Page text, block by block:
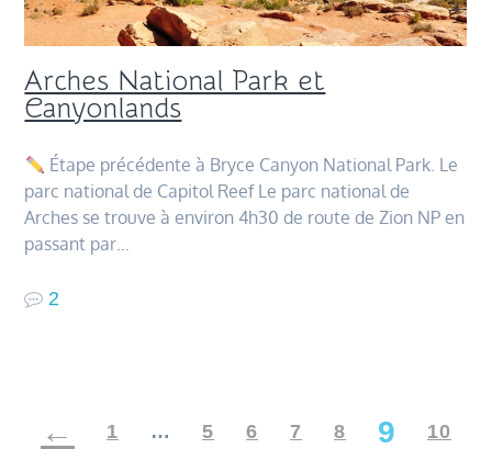
Arches National Park et
Canyonlands
Étape précédente à Bryce Canyon National Park. Le
parc national de Capitol Reef Le parc national de
Arches se trouve à environ 4h30 de route de Zion NP en
passant par…
2
Navigation
1 … 5 6 7 8 9 10